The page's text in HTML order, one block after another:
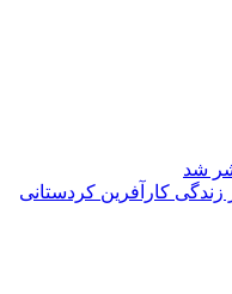
شد
کارآفرین کردستانی